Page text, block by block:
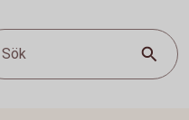
Sök